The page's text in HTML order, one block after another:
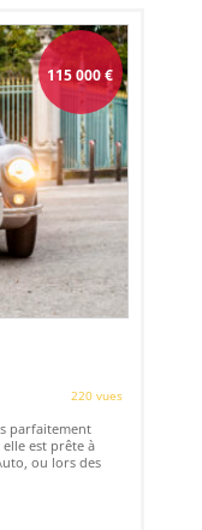
115 000€
220 vues
parfaitement
est prête à
ou lors des